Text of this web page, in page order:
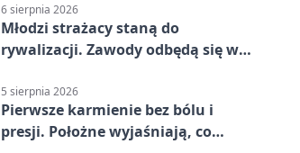
6 sierpnia 2026
Młodzi strażacy staną do
rywalizacji. Zawody odbędą się w
5 sierpnia 2026
Pierwsze karmienie bez bólu i
presji. Położne wyjaśniają, co